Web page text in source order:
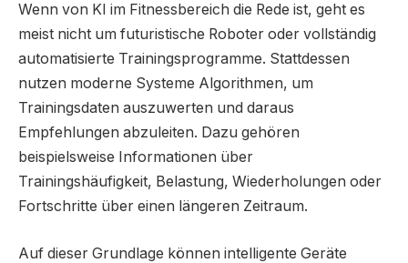
Wenn von KI im Fitnessbereich die Rede ist, geht es
meist nicht um futuristische Roboter oder vollständig
automatisierte Trainingsprogramme. Stattdessen
nutzen moderne Systeme Algorithmen, um
Trainingsdaten auszuwerten und daraus
Empfehlungen abzuleiten. Dazu gehören
beispielsweise Informationen über
Trainingshäufigkeit, Belastung, Wiederholungen oder
Fortschritte über einen längeren Zeitraum.
Auf dieser Grundlage können intelligente Geräte